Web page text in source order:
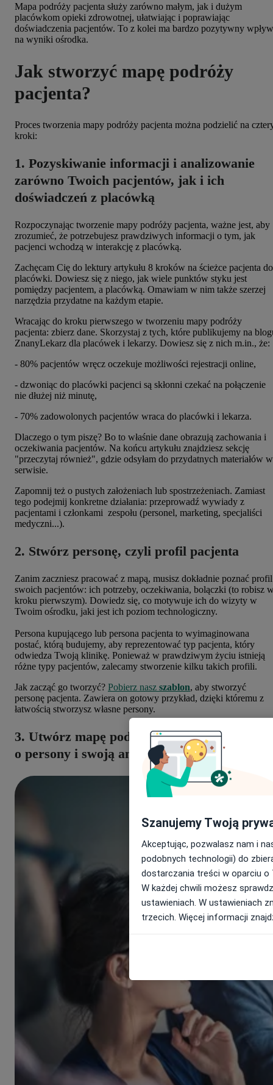
Mapa podróży pacjenta służy zarówno małym, jak i dużym
placówkom opieki zdrowotnej, ułatwiając i poprawiając
doświadczenia pacjentów. To z kolei ma bardzo pozytywny wpływ
na wyniki ośrodka.
Jak stworzyć mapę podróży
pacjenta?
Proces tworzenia mapy podróży pacjenta można podzielić na
kroki:
1. Pozyskiwanie informacji i analizowanie
zarówno Twoich pacjentów, jak i ich
doświadczeń z placówką
Rozpoczynając tworzenie mapy podróży pacjenta, ważne jest, aby
zrozumieć, że potrzebujesz prawdziwych informacji o tym, jak
pacjenci wchodzą w interakcję z placówką.
Zachęcam Cię do lektury artykułu 8 kroków na ścieżce pacjenta do
placówki. Dowiesz się z niego, jak wiele punktów styku jest
pomiędzy pacjentem, a placówką. Omawiam w nim także szerzej
narzędzia przydatne na każdym etapie.
Wracając do kroku pierwszego w tworzeniu mapy podróży
pacjenta: zbierz dane. Skorzystaj z tych, które publikujemy na
ZnanyLekarz dla placówek i lekarzy. Dowiesz się z nich m.in., że:
- 80% pacjentów wręcz oczekuje możliwości rejestracji online,
- dzwoniąc do placówki pacjenci są skłonni czekać na połączenie
nie dłużej niż minutę,
- 70% zadowolonych pacjentów wraca do placówki i lekarza.
Dlaczego o tym piszę? Bo to właśnie dane obrazują zachowania i
oczekiwania pacjentów. Na końcu artykułu znajdziesz sekcję
"przeczytaj również", gdzie odsyłam do przydatnych materiałów w
serwisie.
Zapomnij też o pustych założeniach lub spostrzeżeniach. Zamiast
tego podejmij konkretne działania: przeprowadź wywiady z
pacjentami i członkami zespołu (personel, marketing, specjaliści
medyczni...).
2. Stwórz personę, czyli profil pacjenta
Zanim zaczniesz pracować z mapą, musisz dokładnie poznać profil
swoich pacjentów: ich potrzeby, oczekiwania, bolączki (to robisz
kroku pierwszym). Dowiedz się, co motywuje ich do wizyty w
Twoim ośrodku, jaki jest ich poziom technologiczny.
Persona kupującego lub persona pacjenta to wyimaginowana
postać, którą budujemy, aby reprezentować typ pacjenta, który
odwiedza Twoją klinikę. Ponieważ w prawdziwym życiu istnieją
różne typy pacjentów, zalecamy stworzenie kilku takich profili.
Jak zacząć go tworzyć? Pobierz nasz szablon, aby stworzyć
personę pacjenta. Zawiera on gotowy przykład, dzięki któremu z
łatwością stworzysz własne persony.
3. Utwórz mapę podroży pacjenta w oparciu
o persony i swoją analizę
Szanujemy Twoją
Akceptując, pozwalasz nam i
podobnych technologii) do
dostarczania treści w oparciu o
W każdej chwili możesz
ustawieniach. W ustawieniach
trzecich. Więcej informacji